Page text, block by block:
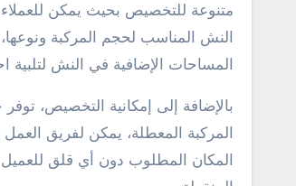
متنوعة للتخصيص بحيث يمكن للعملاء
النش المناسب لحجم المركبة
المساحات الإضافية في النش لتلبية
بالإضافة إلى إمكانية التخصيص،
المركبة المعطلة، يمكن لفريق
المكان المطلوب دون أي قلق